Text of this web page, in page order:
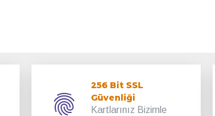
256 Bit SSL
Güvenliği
Kartlarınız Bizimle